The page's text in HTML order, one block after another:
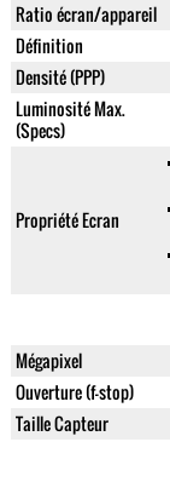
Ratio écran/appareil
Définition
Densité (PPP)
Luminosité Max.
(Specs)
Propriété Ecran
Mégapixel
Ouverture (f-stop)
Taille Capteur